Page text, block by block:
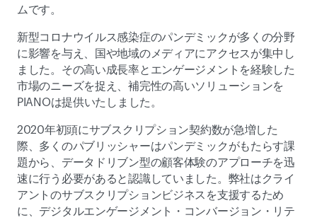
ムです。
新型コロナウイルス感染症のパンデミックが多くの分野
に影響を与え、国や地域のメディアにアクセスが集中し
ました。その高い成長率とエンゲージメントを経験した
市場のニーズを捉え、補完性の高いソリューションを
PIANOは提供いたしました。
2020年初頭にサブスクリプション契約数が急増した
際、多くのパブリッシャーはパンデミックがもたらす課
題から、データドリブン型の顧客体験のアプローチを迅
速に行う必要があると認識していました。弊社はクライ
アントのサブスクリプションビジネスを支援するため
に、デジタルエンゲージメント・コンバージョン・リテ